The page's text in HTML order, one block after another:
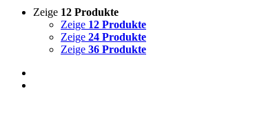
Zeige 12 Produkte
Zeige 12 Produkte
Zeige 24 Produkte
Zeige 36 Produkte